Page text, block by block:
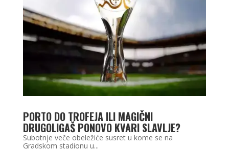
PORTO DO TROFEJA ILI MAGIČNI
DRUGOLIGAŠ PONOVO KVARI SLAVLJE?
Subotnje veče obeležiće susret u kome se na
Gradskom stadionu u...